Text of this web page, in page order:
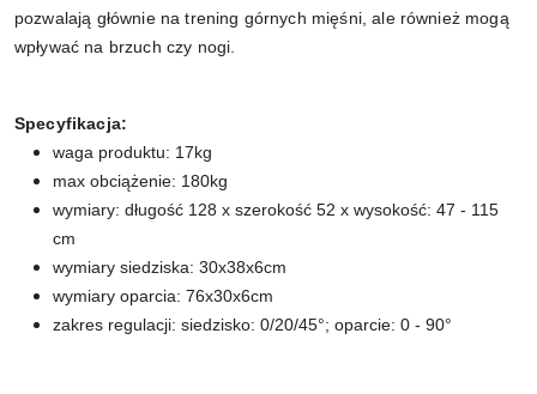
pozwalają głównie na trening górnych mięśni, ale również mogą
wpływać na brzuch czy nogi.
Specyfikacja:
waga produktu: 17kg
max obciążenie: 180kg
wymiary: długość 128 x szerokość 52 x wysokość: 47 - 115
cm
wymiary siedziska: 30x38x6cm
wymiary oparcia: 76x30x6cm
zakres regulacji: siedzisko: 0/20/45°; oparcie: 0 - 90°